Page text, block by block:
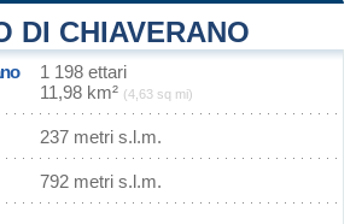
DI CHIAVERANO
1 198 ettari
11,98 km² (4,63 sq mi)
237 metri s.l.m.
792 metri s.l.m.